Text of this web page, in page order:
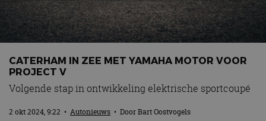
Contact
MotorRAI.nl
CATERHAM IN ZEE MET YAMAHA MOTOR VOOR
PROJECT V
Volgende stap in ontwikkeling elektrische sportcoupé
2 okt 2024, 9:22 • Autonieuws • DoorBart Oostvogels